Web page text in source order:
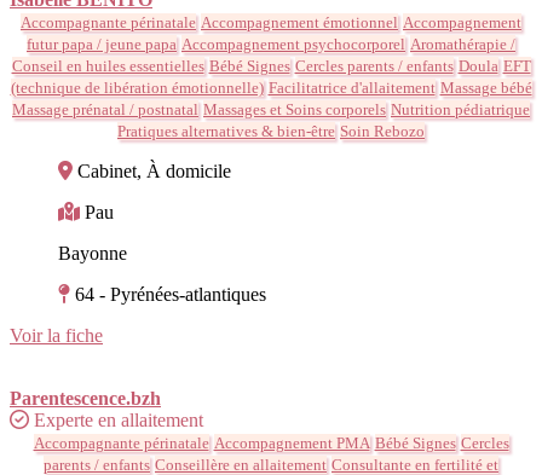
Accompagnante périnatale Accompagnement émotionnel Accompagnement
futur papa / jeune papa Accompagnement psychocorporel Aromathérapie /
Conseil en huiles essentielles Bébé Signes Cercles parents / enfants Doula EFT
(technique de libération émotionnelle) Facilitatrice d'allaitement Massage bébé
Massage prénatal / postnatal Massages et Soins corporels Nutrition pédiatrique
Pratiques alternatives & bien-être Soin Rebozo
Cabinet, À domicile
Pau
Bayonne
64 - Pyrénées-atlantiques
Voir la fiche
Parentescence.bzh
Experte en allaitement
Accompagnante périnatale Accompagnement PMA Bébé Signes Cercles
parents / enfants Conseillère en allaitement Consultante en fertilité et